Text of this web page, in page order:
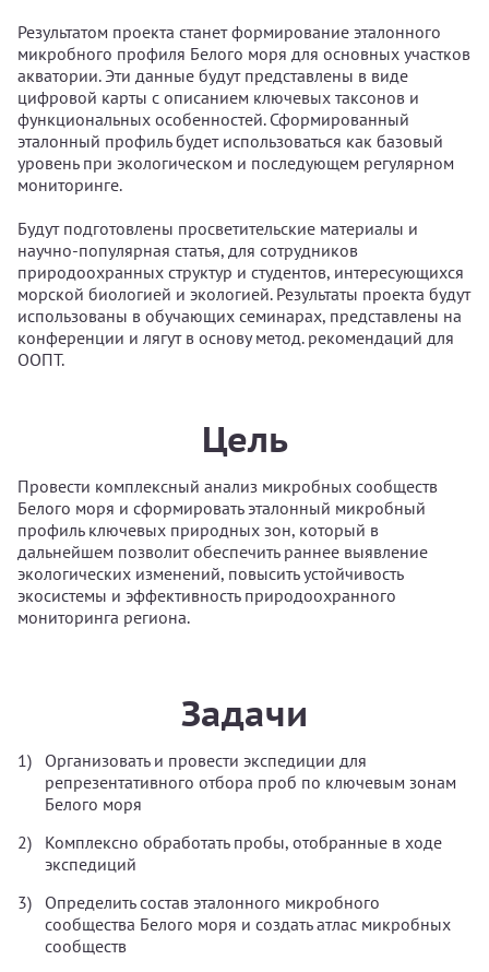
Результатом проекта станет формирование эталонного
микробного профиля Белого моря для основных участков
акватории. Эти данные будут представлены в виде
цифровой карты с описанием ключевых таксонов и
функциональных особенностей. Сформированный
эталонный профиль будет использоваться как базовый
уровень при экологическом и последующем регулярном
мониторинге.
Будут подготовлены просветительские материалы и
научно-популярная статья, для сотрудников
природоохранных структур и студентов, интересующихся
морской биологией и экологией. Результаты проекта будут
использованы в обучающих семинарах, представлены на
конференции и лягут в основу метод. рекомендаций для
ООПТ.
Цель
Провести комплексный анализ микробных сообществ
Белого моря и сформировать эталонный микробный
профиль ключевых природных зон, который в
дальнейшем позволит обеспечить раннее выявление
экологических изменений, повысить устойчивость
экосистемы и эффективность природоохранного
мониторинга региона.
Задачи
Организовать и провести экспедиции для
репрезентативного отбора проб по ключевым зонам
Белого моря
Комплексно обработать пробы, отобранные в ходе
экспедиций
Определить состав эталонного микробного
сообщества Белого моря и создать атлас микробных
сообществ